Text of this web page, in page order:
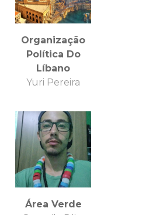
Organização
Política Do
Líbano
Yuri Pereira
Área Verde